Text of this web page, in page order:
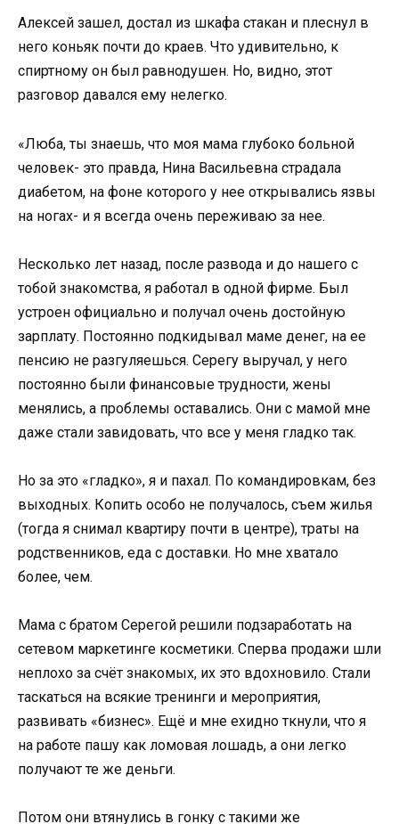
Алексей зашел, достал из шкафа стакан и плеснул в
него коньяк почти до краев. Что удивительно, к
спиртному он был равнодушен. Но, видно, этот
разговор давался ему нелегко.
«Люба, ты знаешь, что моя мама глубоко больной
человек- это правда, Нина Васильевна страдала
диабетом, на фоне которого у нее открывались язвы
на ногах- и я всегда очень переживаю за нее.
Несколько лет назад, после развода и до нашего с
тобой знакомства, я работал в одной фирме. Был
устроен официально и получал очень достойную
зарплату. Постоянно подкидывал маме денег, на ее
пенсию не разгуляешься. Серегу выручал, у него
постоянно были финансовые трудности, жены
менялись, а проблемы оставались. Они с мамой мне
даже стали завидовать, что все у меня гладко так.
Но за это «гладко», я и пахал. По командировкам, без
выходных. Копить особо не получалось, съем жилья
(тогда я снимал квартиру почти в центре), траты на
родственников, еда с доставки. Но мне хватало
более, чем.
Мама с братом Серегой решили подзаработать на
сетевом маркетинге косметики. Сперва продажи шли
неплохо за счёт знакомых, их это вдохновило. Стали
таскаться на всякие тренинги и мероприятия,
развивать «бизнес». Ещё и мне ехидно ткнули, что я
на работе пашу как ломовая лошадь, а они легко
получают те же деньги.
Потом они втянулись в гонку с такими же